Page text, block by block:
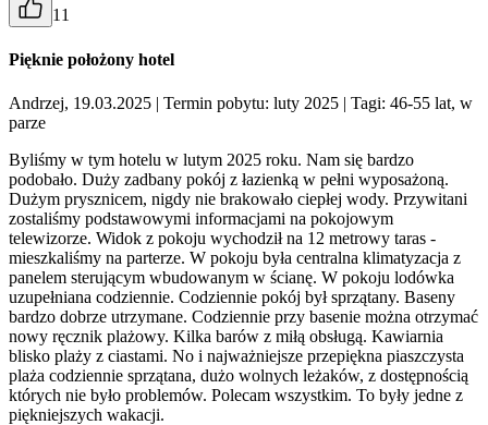
11
Pięknie położony hotel
Andrzej, 19.03.2025 | Termin pobytu: luty 2025 | Tagi: 46-55 lat, w
parze
Byliśmy w tym hotelu w lutym 2025 roku. Nam się bardzo
podobało. Duży zadbany pokój z łazienką w pełni wyposażoną.
Dużym prysznicem, nigdy nie brakowało ciepłej wody. Przywitani
zostaliśmy podstawowymi informacjami na pokojowym
telewizorze. Widok z pokoju wychodził na 12 metrowy taras -
mieszkaliśmy na parterze. W pokoju była centralna klimatyzacja z
panelem sterującym wbudowanym w ścianę. W pokoju lodówka
uzupełniana codziennie. Codziennie pokój był sprzątany. Baseny
bardzo dobrze utrzymane. Codziennie przy basenie można otrzymać
nowy ręcznik plażowy. Kilka barów z miłą obsługą. Kawiarnia
blisko plaży z ciastami. No i najważniejsze przepiękna piaszczysta
plaża codziennie sprzątana, dużo wolnych leżaków, z dostępnością
których nie było problemów. Polecam wszystkim. To były jedne z
piękniejszych wakacji.